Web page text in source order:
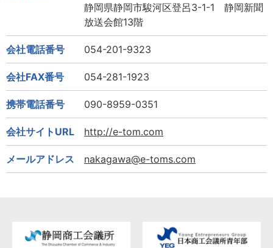
静岡県静岡市駿河区登呂3-1-1 静岡新聞
放送会館13階
会社電話番号 054-201-9323
会社FAX番号 054-281-1923
携帯電話番号 090-8959-0351
会社サイトURL http://e-tom.com
メールアドレス nakagawa@e-toms.com